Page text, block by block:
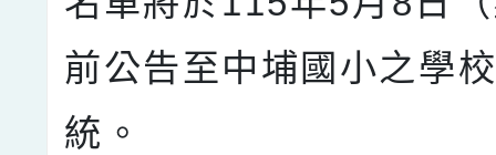
前公告至中埔國小之學
統。